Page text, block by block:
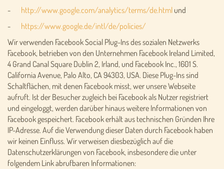
- http://www.google.com/analytics/terms/de.html und
- https://www.google.de/intl/de/policies/
Wir verwenden Facebook Social Plug-Ins des sozialen Netzwerks
Facebook, betrieben von den Unternehmen Facebook Ireland Limited,
4 Grand Canal Square Dublin 2, Irland, und Facebook Inc., 1601 S.
California Avenue, Palo Alto, CA 94303, USA. Diese Plug-Ins sind
Schaltflächen, mit denen Facebook misst, wer unsere Webseite
aufruft. Ist der Besucher zugleich bei Facebook als Nutzer registriert
und eingeloggt, werden darüber hinaus weitere Informationen von
Facebook gespeichert. Facebook erhält aus technischen Gründen Ihre
IP-Adresse. Auf die Verwendung dieser Daten durch Facebook haben
wir keinen Einfluss. Wir verweisen diesbezüglich auf die
Datenschutzerklärungen von Facebook, insbesondere die unter
folgendem Link abrufbaren Informationen: